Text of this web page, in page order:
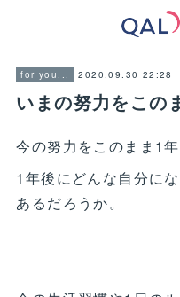
for you... 2020.09.30 22:28
いまの努力をこの
今の努力をこのまま1
1年後にどんな自分に
あるだろうか。